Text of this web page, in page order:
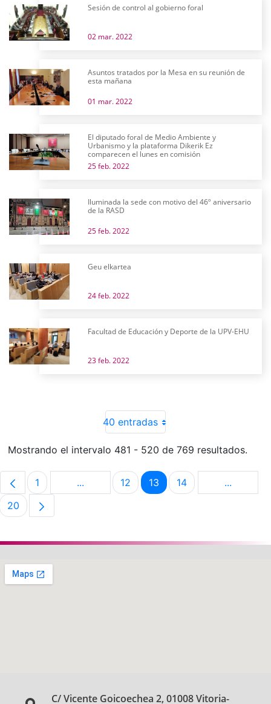
Sesión de control al gobierno foral
02 mar. 2022
Asuntos tratados por la Mesa en su reunión de
esta mañana
01 mar. 2022
El diputado foral de Medio Ambiente y
Urbanismo y la plataforma Dikerik Ez
comparecen el lunes en comisión
25 feb. 2022
Iluminada la sede con motivo del 46º aniversario
de la RASD
25 feb. 2022
Geu elkartea
24 feb. 2022
Facultad de Educación y Deporte de la UPV-EHU
23 feb. 2022
40 entradas
Mostrando el intervalo 481 - 520 de 769 resultados.
Página
1 ...Páginas intermedias Use TAB para
Página
12 Página
13 Página
14 ...Páginas
Página
20
C/ Vicente Goicoechea 2, 01008 Vitoria-